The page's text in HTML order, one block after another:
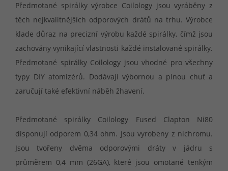
Předmotané spirálky výrobce Coilology jsou vyráběny z
těch nejkvalitnějších odporových drátů na trhu. Výrobce
klade důraz na precizní výrobu každé spirálky, čímž jsou
zachovány vynikající vlastnosti každé instalované spirálky.
Předmotané spirálky Coilology jsou vhodné pro všechny
typy DIY atomizérů. Dodávají výbornou a plnou chuť a
zaručují také efektivní náběh žhavení.
Předmotané spirálky Coilology Fused Clapton Ni80
disponují odporem 0,34 ohm. Jsou vyrobeny z nichromu.
Jsou tvořeny dvěma odporovými dráty v jádru s
průměrem 0,4 mm (26GA), které jsou omotané tenkým